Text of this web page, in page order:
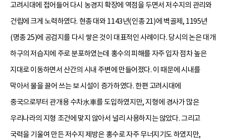
고려시대에 접어들어 다시 농경지 확장에 역점을 두면서 저수지의 관리와
건립에 크게 노력하였다. 현종 대와 1143년(인종 21)에 벽골제, 1195년
(명종 25)에 공검지를 다시 쌓은 것이 대표적인 사례이다. 당시의 논은 대개
하구의 저습지에 주로 분포하였는데 홍수의 피해를 자주 입자 점차 높은
지대로 이동하면서 산간의 시내 주변에 만들어졌다. 이 때문에 시내를
막아서 물을 끌어 쓰는 보 시설이 증가하였다. 한편 고려시대에
중국으로부터 관개용 수차水車를 도입하였지만, 지형에 경사가 많은
우리나라의 지형 조건에 맞지 않아서 널리 사용하지는 않았다. 그리고
국력을 기울여 만든 저수지 제방은 홍수로 자주 무너지기도 하였지만,